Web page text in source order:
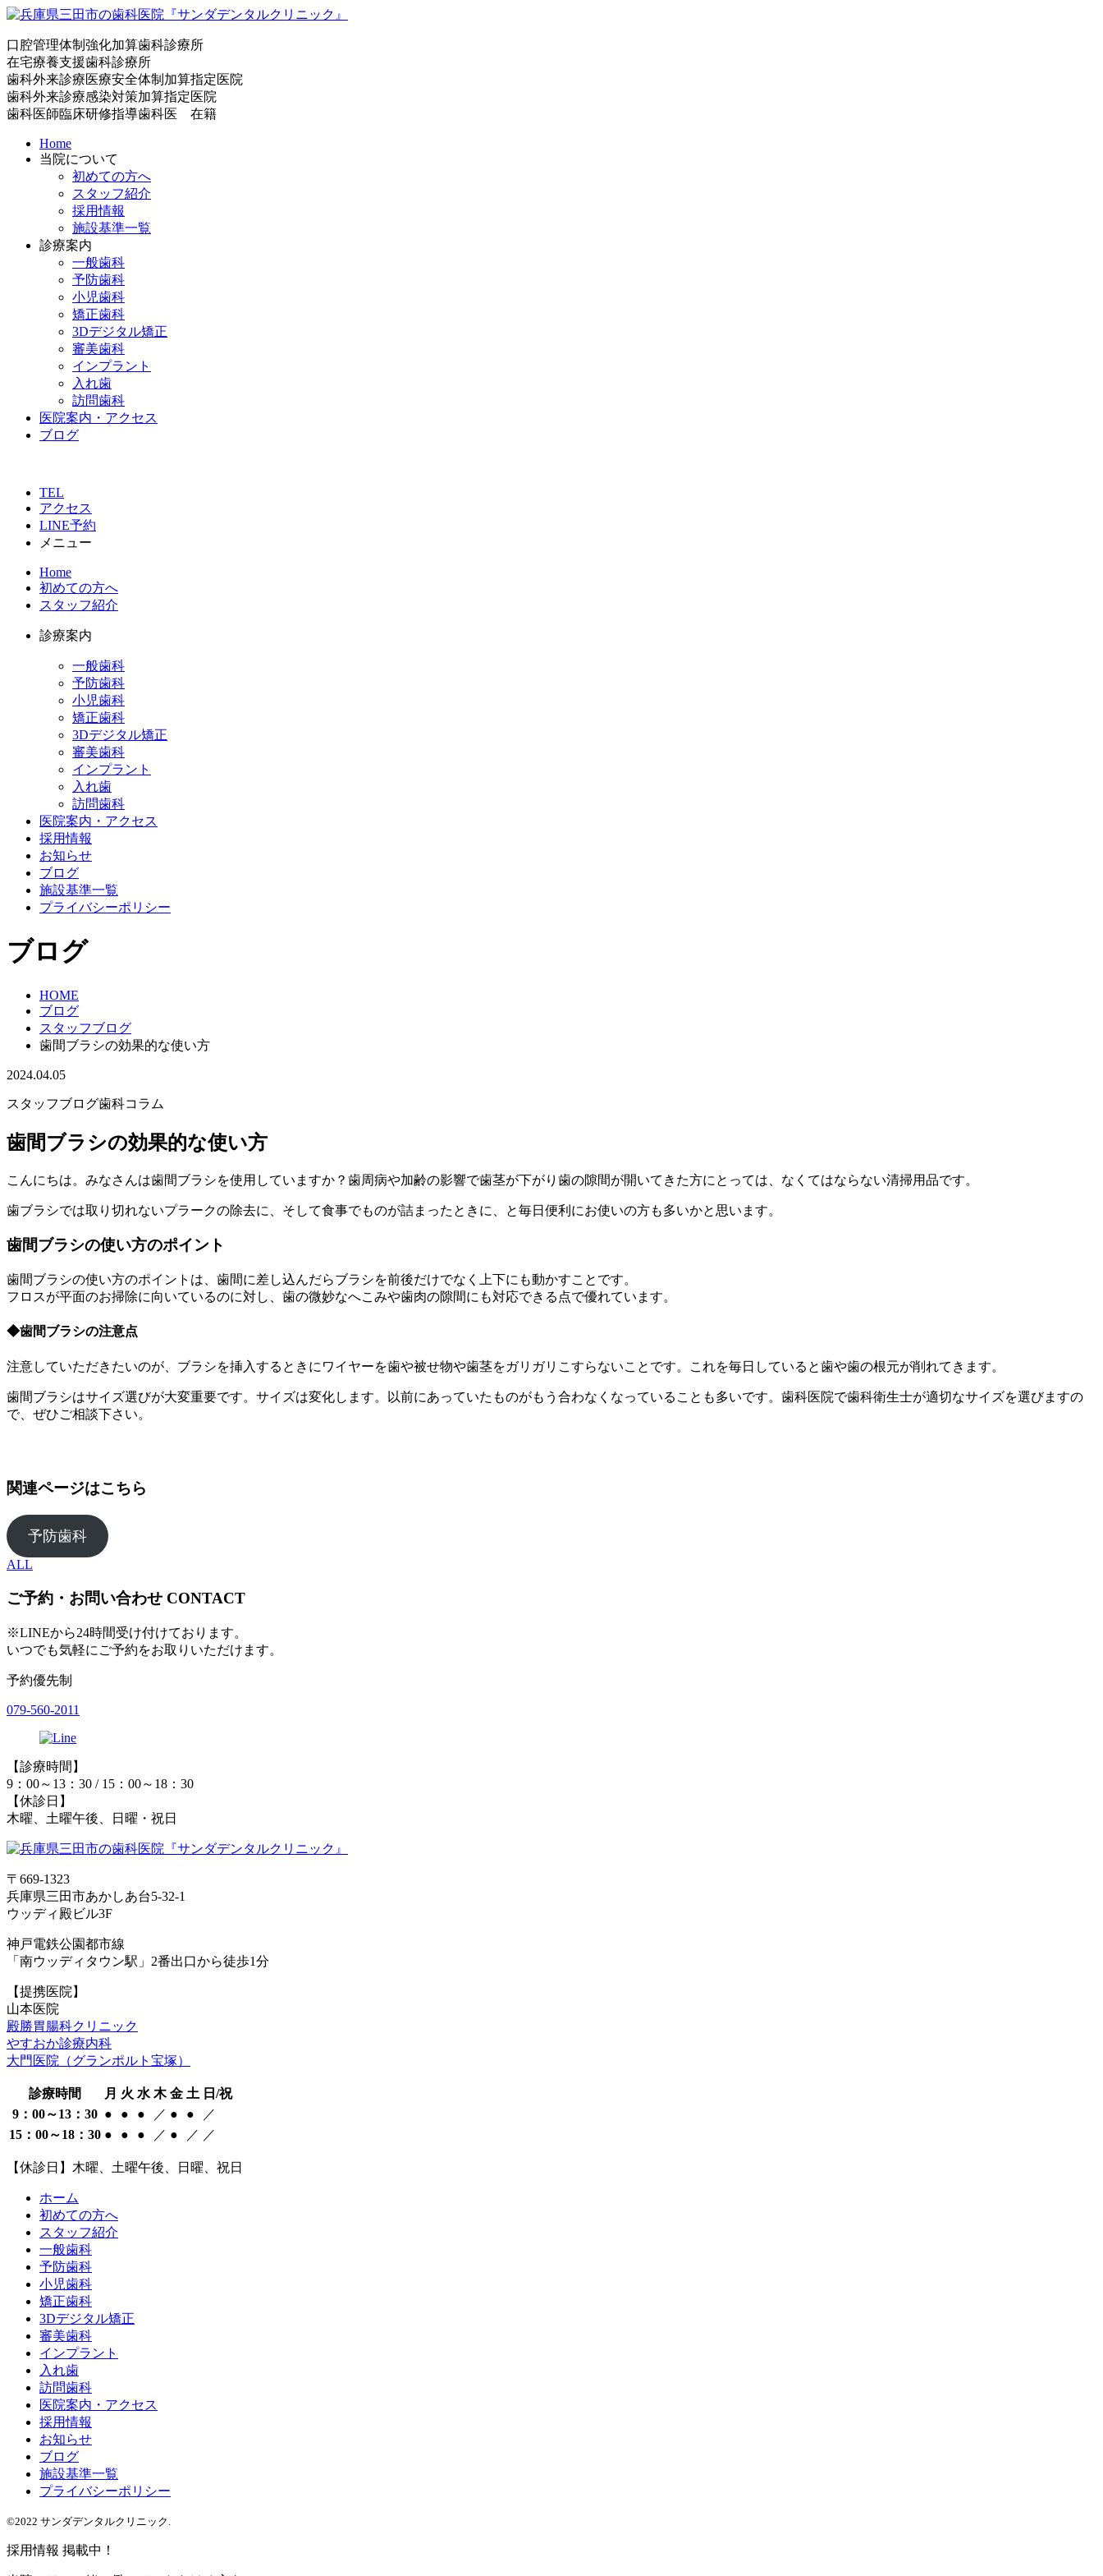
口腔管理体制強化加算歯科診療所
在宅療養支援歯科診療所
歯科外来診療医療安全体制加算指定医院
歯科外来診療感染対策加算指定医院
歯科医師臨床研修指導歯科医 在籍
Home
当院について
初めての方へ
スタッフ紹介
採用情報
施設基準一覧
診療案内
一般歯科
予防歯科
小児歯科
矯正歯科
3Dデジタル矯正
審美歯科
インプラント
入れ歯
訪問歯科
医院案内・アクセス
ブログ
TEL
アクセス
LINE予約
メニュー
Home
初めての方へ
スタッフ紹介
診療案内
一般歯科
予防歯科
小児歯科
矯正歯科
3Dデジタル矯正
審美歯科
インプラント
入れ歯
訪問歯科
医院案内・アクセス
採用情報
お知らせ
ブログ
施設基準一覧
プライバシーポリシー
ブログ
HOME
ブログ
スタッフブログ
歯間ブラシの効果的な使い方
2024.04.05
スタッフブログ歯科コラム
歯間ブラシの効果的な使い方
こんにちは。みなさんは歯間ブラシを使用していますか？歯周病や加齢の影響で歯茎が下がり歯の隙間が開いてきた方にとっては、なくてはならない清掃用品です。
歯ブラシでは取り切れないプラークの除去に、そして食事でものが詰まったときに、と毎日便利にお使いの方も多いかと思います。
歯間ブラシの使い方のポイント
歯間ブラシの使い方のポイントは、歯間に差し込んだらブラシを前後だけでなく上下にも動かすことです。
フロスが平面のお掃除に向いているのに対し、歯の微妙なへこみや歯肉の隙間にも対応できる点で優れています。
◆歯間ブラシの注意点
注意していただきたいのが、ブラシを挿入するときにワイヤーを歯や被せ物や歯茎をガリガリこすらないことです。これを毎日していると歯や歯の根元が削れてきます。
歯間ブラシはサイズ選びが大変重要です。サイズは変化します。以前にあっていたものがもう合わなくなっていることも多いです。歯科医院で歯科衛生士が適切なサイズを選びますの
で、ぜひご相談下さい。
関連ページはこちら
予防歯科
ALL
ご予約・お問い合わせ CONTACT
※LINEから24時間受け付けております。
いつでも気軽にご予約をお取りいただけます。
予約優先制
079-560-2011
【診療時間】
9：00～13：30 / 15：00～18：30
【休診日】
木曜、土曜午後、日曜・祝日
〒669-1323
兵庫県三田市あかしあ台5-32-1
ウッディ殿ビル3F
神戸電鉄公園都市線
「南ウッディタウン駅」2番出口から徒歩1分
【提携医院】
山本医院
殿勝胃腸科クリニック
やすおか診療内科
大門医院（グランポルト宝塚）
診療時間 月 火 水 木 金 土 日/祝
9：00～13：30 ● ● ● ／ ● ●
／
15：00～18：30 ● ● ● ／ ● ／ ／
【休診日】木曜、土曜午後、日曜、祝日
ホーム
初めての方へ
スタッフ紹介
一般歯科
予防歯科
小児歯科
矯正歯科
3Dデジタル矯正
審美歯科
インプラント
入れ歯
訪問歯科
医院案内・アクセス
採用情報
お知らせ
ブログ
施設基準一覧
プライバシーポリシー
©2022 サンダデンタルクリニック.
採用情報 掲載中！